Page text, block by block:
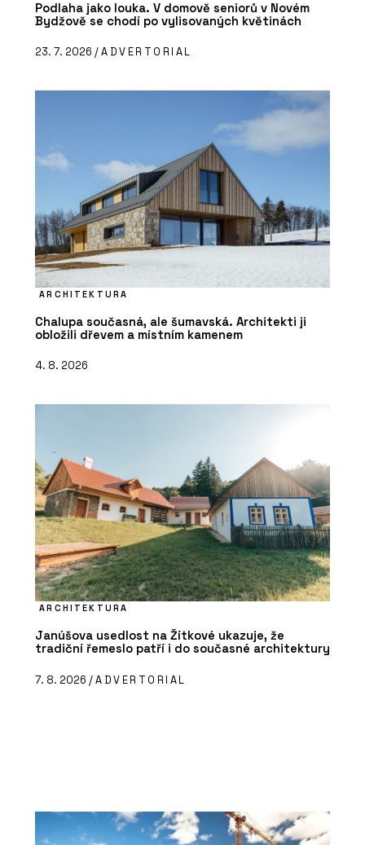
Podlaha jako louka. V domově seniorů v Novém
Bydžově se chodí po vylisovaných květinách
23. 7. 2026 /ADVERTORIAL
ARCHITEKTURA
Chalupa současná, ale šumavská. Architekti ji
obložili dřevem a místním kamenem
4. 8. 2026
ARCHITEKTURA
Janúšova usedlost na Žítkové ukazuje, že
tradiční řemeslo patří i do současné architektury
7. 8. 2026 /ADVERTORIAL